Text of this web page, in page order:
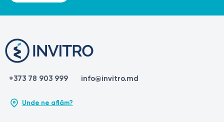
+373 78 903 999 info@invitro.md
Unde ne aflăm?